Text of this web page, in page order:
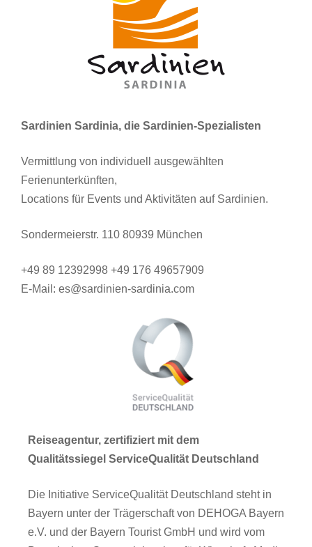
Sardinien Sardinia, die Sardinien-Spezialisten
Vermittlung von individuell ausgewählten
Ferienunterkünften,
Locations für Events und Aktivitäten auf Sardinien.
Sondermeierstr. 110 80939 München
+49 89 12392998 +49 176 49657909
E-Mail: es@sardinien-sardinia.com
Reiseagentur, zertifiziert mit dem
Qualitätssiegel ServiceQualität Deutschland
Die Initiative ServiceQualität Deutschland steht in
Bayern unter der Trägerschaft von DEHOGA Bayern
e.V. und der Bayern Tourist GmbH und wird vom